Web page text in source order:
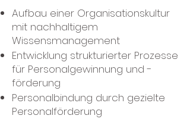
Aufbau einer Organisationskultur
mit nachhaltigem
Wissensmanagement
Entwicklung strukturierter Prozesse
für Personalgewinnung und -
förderung
Personalbindung durch gezielte
Personalförderung